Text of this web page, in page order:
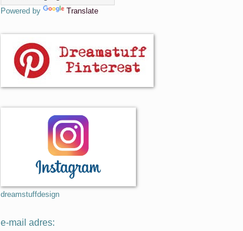
Powered by Translate
dreamstuffdesign
e-mail adres: